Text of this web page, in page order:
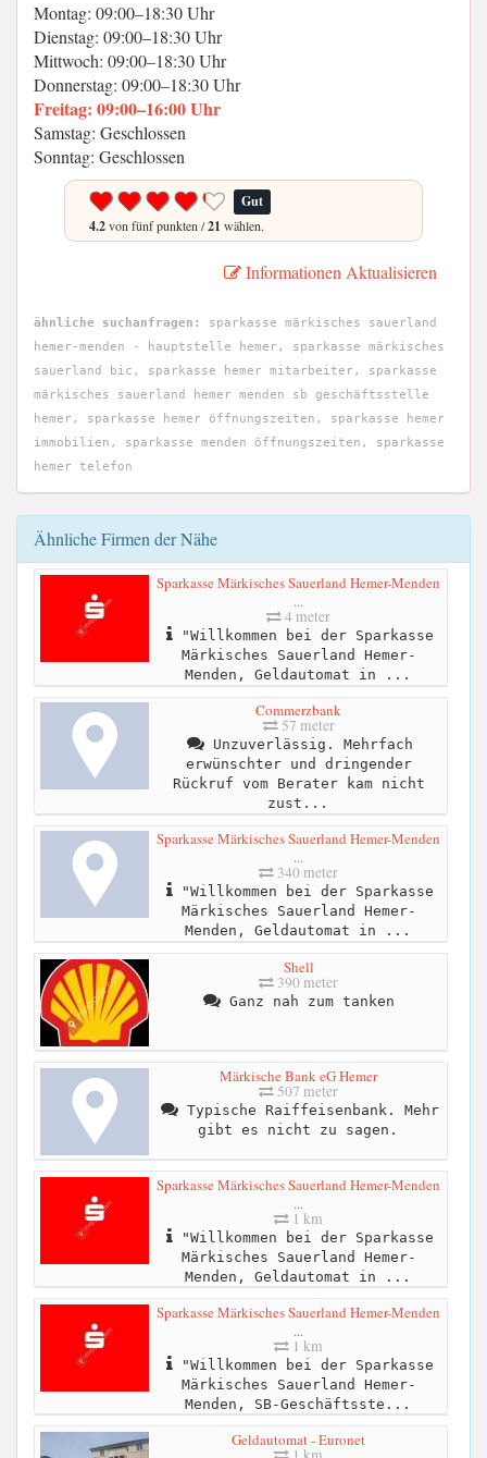
Montag: 09:00–18:30 Uhr
Dienstag: 09:00–18:30 Uhr
Mittwoch: 09:00–18:30 Uhr
Donnerstag: 09:00–18:30 Uhr
Freitag: 09:00–16:00 Uhr
Samstag: Geschlossen
Sonntag: Geschlossen
Gut
4.2von fünf punkten /21 wählen.
Informationen Aktualisieren
ähnliche suchanfragen:
sparkasse märkisches sauerland
hemer-menden - hauptstelle hemer, sparkasse märkisches
sauerland bic, sparkasse hemer mitarbeiter, sparkasse
märkisches sauerland hemer menden sb geschäftsstelle
hemer, sparkasse hemer öffnungszeiten, sparkasse hemer
immobilien, sparkasse menden öffnungszeiten, sparkasse
hemer telefon
Ähnliche Firmen der Nähe
Sparkasse Märkisches Sauerland Hemer-Menden
...
4 meter
"Willkommen bei der Sparkasse
Märkisches Sauerland Hemer-
Menden, Geldautomat in ...
Commerzbank
57 meter
Unzuverlässig. Mehrfach
erwünschter und dringender
Rückruf vom Berater kam nicht
zust...
Sparkasse Märkisches Sauerland Hemer-Menden
...
340 meter
"Willkommen bei der Sparkasse
Märkisches Sauerland Hemer-
Menden, Geldautomat in ...
Shell
390 meter
Ganz nah zum tanken
Märkische Bank eG Hemer
507 meter
Typische Raiffeisenbank. Mehr
gibt es nicht zu sagen.
Sparkasse Märkisches Sauerland Hemer-Menden
...
1 km
"Willkommen bei der Sparkasse
Märkisches Sauerland Hemer-
Menden, Geldautomat in ...
Sparkasse Märkisches Sauerland Hemer-Menden
...
1 km
"Willkommen bei der Sparkasse
Märkisches Sauerland Hemer-
Menden, SB-Geschäftsste...
Geldautomat - Euronet